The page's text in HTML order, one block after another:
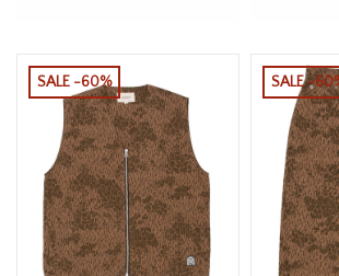
SALE -60% SALE -